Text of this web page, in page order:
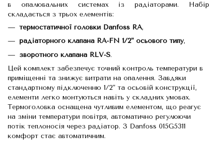
в опалювальних системах із радіаторами. Набір
складається з трьох елементів:
термостатичної головки Danfoss RA,
радіаторного клапана RA-FN 1/2" осьового типу,
зворотного клапана RLV-S.
Цей комплект забезпечує точний контроль температури в
приміщенні та знижує витрати на опалення. Завдяки
стандартному підключенню 1/2" та осьовій конструкції,
елементи легко монтуються навіть у складних умовах.
Термоголовка оснащена чутливим елементом, що реагує
на зміни температури повітря, автоматично регулюючи
потік теплоносія через радіатор. З Danfoss 015G5311
комфорт стає автоматичним.